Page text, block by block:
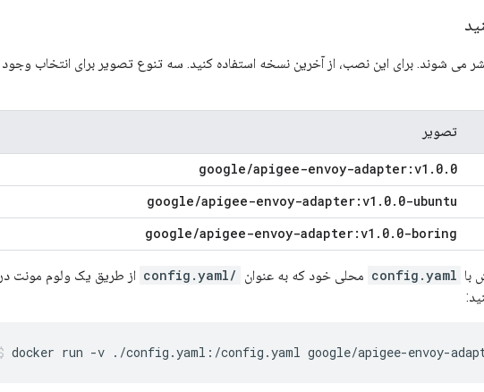
می شوند. برای این نصب، از آخرین نسخه استفاده کنید. سه تنوع تصویر برای انتخاب وجود
تصویر
google/apigee-envoy-adapter:v1 . 0. 0
google/apigee-envoy-adapter:v1 . 0. 0-ubuntu
google/apigee-envoy-adapter:v1 . 0. 0-boring
با config.yaml محلی خود که به عنوان /config.yaml
از طریق یک ولوم مونت در